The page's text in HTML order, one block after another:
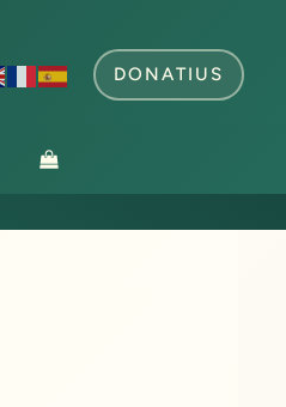
DONATIUS